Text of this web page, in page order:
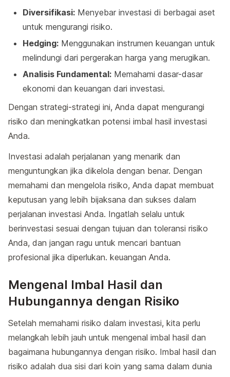
Diversifikasi: Menyebar investasi di berbagai aset
untuk mengurangi risiko.
Hedging: Menggunakan instrumen keuangan untuk
melindungi dari pergerakan harga yang merugikan.
Analisis Fundamental: Memahami dasar-dasar
ekonomi dan keuangan dari investasi.
Dengan strategi-strategi ini, Anda dapat mengurangi
risiko dan meningkatkan potensi imbal hasil investasi
Anda.
Investasi adalah perjalanan yang menarik dan
menguntungkan jika dikelola dengan benar. Dengan
memahami dan mengelola risiko, Anda dapat membuat
keputusan yang lebih bijaksana dan sukses dalam
perjalanan investasi Anda. Ingatlah selalu untuk
berinvestasi sesuai dengan tujuan dan toleransi risiko
Anda, dan jangan ragu untuk mencari bantuan
profesional jika diperlukan. keuangan Anda.
Mengenal Imbal Hasil dan
Hubungannya dengan Risiko
Setelah memahami risiko dalam investasi, kita perlu
melangkah lebih jauh untuk mengenal imbal hasil dan
bagaimana hubungannya dengan risiko. Imbal hasil dan
risiko adalah dua sisi dari koin yang sama dalam dunia